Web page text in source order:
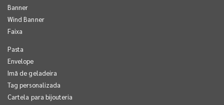
Banner
Wind Banner
Faixa
Pasta
Envelope
Imã de geladeira
Tag personalizada
Cartela para bijouteria